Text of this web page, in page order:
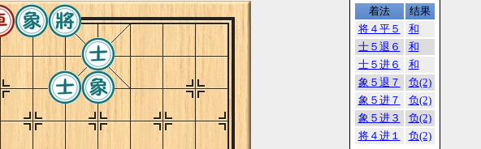
着法
结果
将４平５
和
士５退６
和
士５进６
和
象５退７
负(2)
象５进７
负(2)
象５进３
负(2)
将４进１
负(2)